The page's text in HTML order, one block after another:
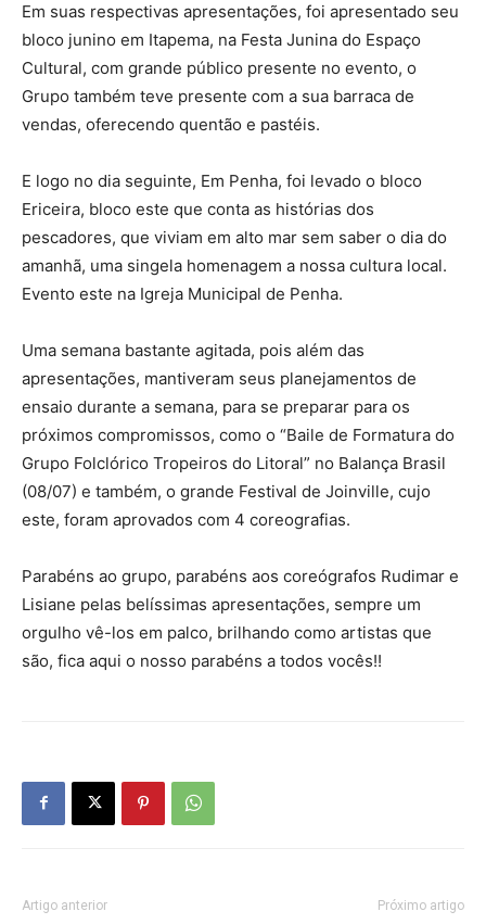
Em suas respectivas apresentações, foi apresentado seu
bloco junino em Itapema, na Festa Junina do Espaço
Cultural, com grande público presente no evento, o
Grupo também teve presente com a sua barraca de
vendas, oferecendo quentão e pastéis.
E logo no dia seguinte, Em Penha, foi levado o bloco
Ericeira, bloco este que conta as histórias dos
pescadores, que viviam em alto mar sem saber o dia do
amanhã, uma singela homenagem a nossa cultura local.
Evento este na Igreja Municipal de Penha.
Uma semana bastante agitada, pois além das
apresentações, mantiveram seus planejamentos de
ensaio durante a semana, para se preparar para os
próximos compromissos, como o “Baile de Formatura do
Grupo Folclórico Tropeiros do Litoral” no Balança Brasil
(08/07) e também, o grande Festival de Joinville, cujo
este, foram aprovados com 4 coreografias.
Parabéns ao grupo, parabéns aos coreógrafos Rudimar e
Lisiane pelas belíssimas apresentações, sempre um
orgulho vê-los em palco, brilhando como artistas que
são, fica aqui o nosso parabéns a todos vocês!!
Artigo anterior Próximo artigo